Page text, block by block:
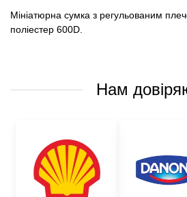
Мініатюрна сумка з регульованим
поліестер 600D.
Нам